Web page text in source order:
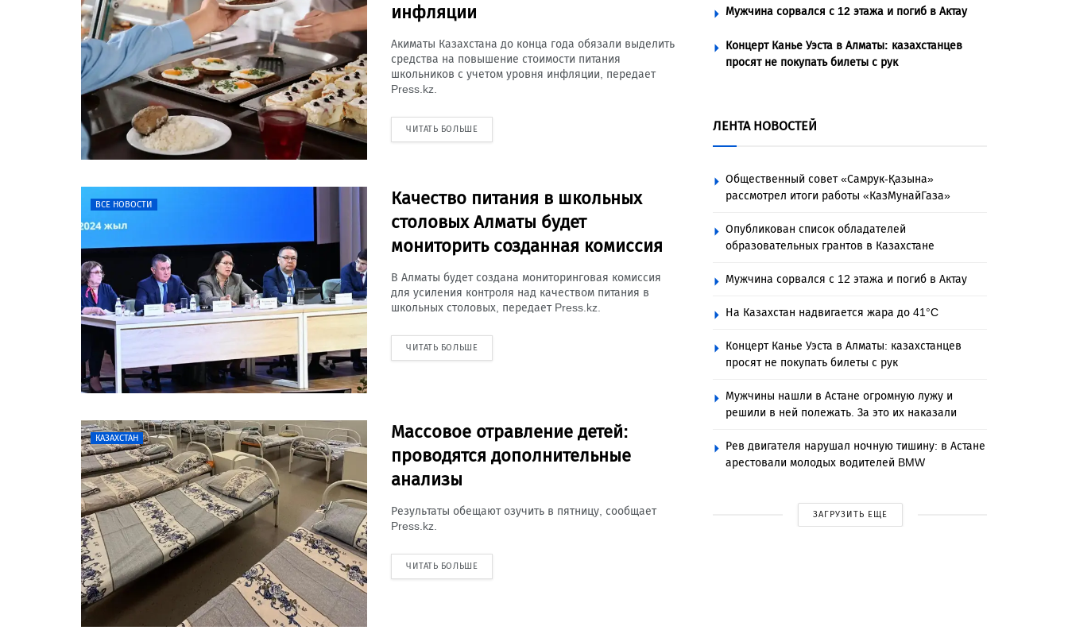
инфляции
Акиматы Казахстана до конца года обязали выделить
средства на повышение стоимости питания
школьников с учетом уровня инфляции, передает
Press.kz.
ЧИТАТЬ БОЛЬШЕ
ВСЕ НОВОСТИ
Качество питания в школьных
столовых Алматы будет
мониторить созданная комиссия
В Алматы будет создана мониторинговая комиссия
для усиления контроля над качеством питания в
школьных столовых, передает Press.kz.
ЧИТАТЬ БОЛЬШЕ
КАЗАХСТАН
Массовое отравление детей:
проводятся дополнительные
анализы
Результаты обещают озучить в пятницу, сообщает
Press.kz.
ЧИТАТЬ БОЛЬШЕ
Мужчина сорвался с 12 этажа и погиб в Актау
Концерт Канье Уэста в Алматы: казахстанцев
просят не покупать билеты с рук
ЛЕНТА НОВОСТЕЙ
Общественный совет «Самрук-Қазына»
рассмотрел итоги работы «КазМунайГаза»
Опубликован список обладателей
образовательных грантов в Казахстане
Мужчина сорвался с 12 этажа и погиб в Актау
На Казахстан надвигается жара до 41°C
Концерт Канье Уэста в Алматы: казахстанцев
просят не покупать билеты с рук
Мужчины нашли в Астане огромную лужу и
решили в ней полежать. За это их наказали
Рев двигателя нарушал ночную тишину: в Астане
арестовали молодых водителей BMW
ЗАГРУЗИТЬ ЕЩЕ